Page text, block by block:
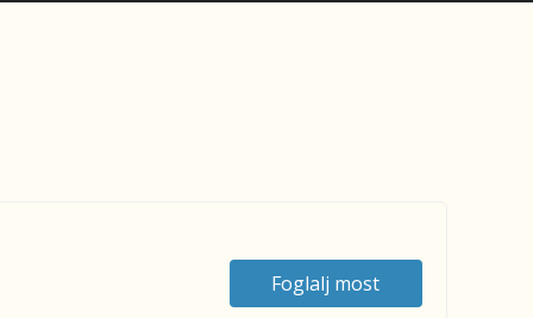
Foglalj most